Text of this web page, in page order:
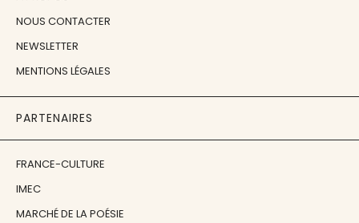
NOUS CONTACTER
NEWSLETTER
MENTIONS LÉGALES
PARTENAIRES
FRANCE-CULTURE
IMEC
MARCHÉ DE LA POÉSIE